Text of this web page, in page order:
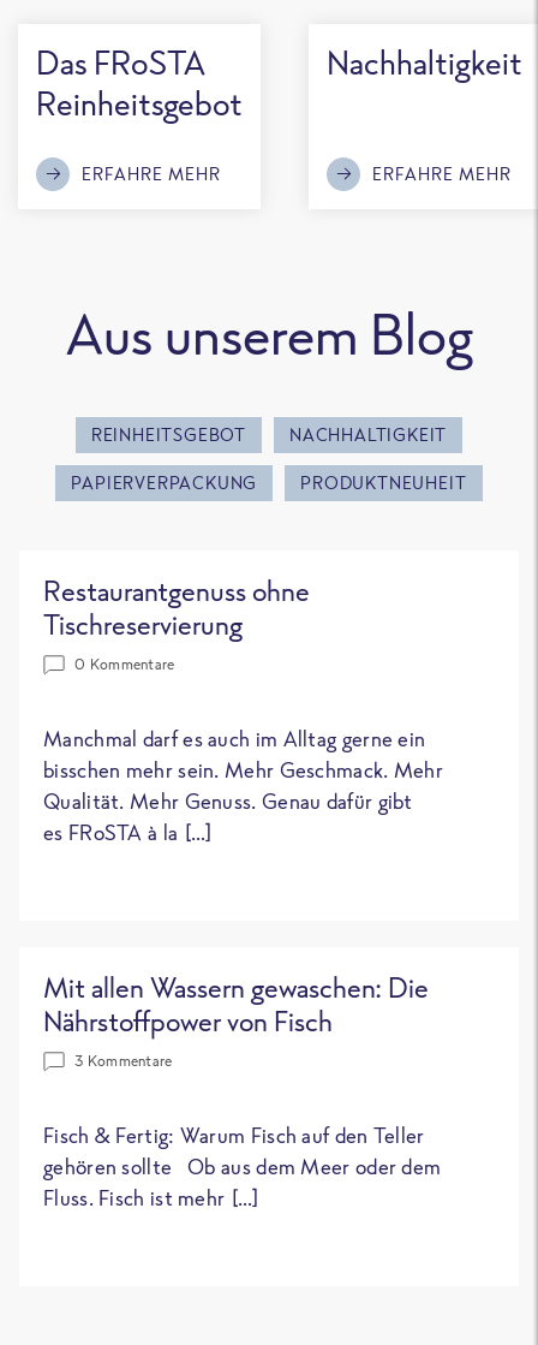
Das FRoSTA
Reinheitsgebot
ERFAHRE MEHR
Nachhaltigkeit
ERFAHRE MEHR
Aus unserem Blog
REINHEITSGEBOT NACHHALTIGKEIT
PAPIERVERPACKUNG PRODUKTNEUHEIT
Restaurantgenuss ohne
Tischreservierung
0 Kommentare
Manchmal darf es auch im Alltag gerne ein
bisschen mehr sein. Mehr Geschmack. Mehr
Qualität. Mehr Genuss. Genau dafür gibt
es FRoSTA à la […]
Mit allen Wassern gewaschen: Die
Nährstoffpower von Fisch
3 Kommentare
Fisch & Fertig: Warum Fisch auf den Teller
gehören sollte Ob aus dem Meer oder dem
Fluss. Fisch ist mehr […]